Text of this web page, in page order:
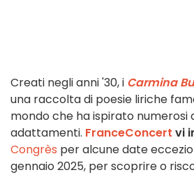
Creati negli anni '30, i Carmina
una raccolta di poesie liriche
mondo che ha ispirato numerosi
adattamenti. FranceConcert vi
Congrès per alcune date
gennaio 2025, per scoprire o